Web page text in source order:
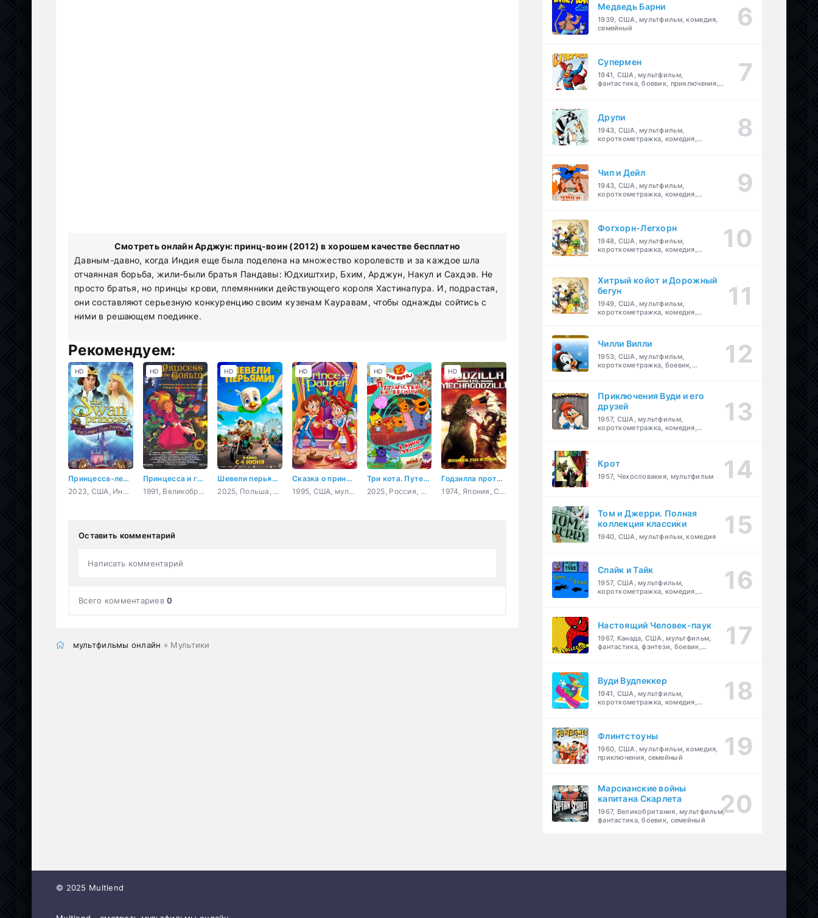
Смотреть онлайн Арджун: принц-воин (2012) в хорошем качестве бесплатно
Давным-давно, когда Индия еще была поделена на множество королевств и за каждое шла
отчаянная борьба, жили-были братья Пандавы: Юдхиштхир, Бхим, Арджун, Накул и Сахдэв. Не
просто братья, но принцы крови, племянники действующего короля Хастинапура. И, подрастая,
они составляют серьезную конкуренцию своим кузенам Кауравам, чтобы однажды сойтись с
ними в решающем поединке.
Рекомендуем:
Принцесса-лебедь: Дольше, чем вечность
2023, США, Индия, Корея Южная, мультфильм, семейный
HD
Принцесса и гоблин
1991, Великобритания, Венгрия, Япония, США, Дания, мультфильм, мюзикл, ужасы, фэнтези, мелодрама, комедия, приключения, семейный
HD
Шевели перьями!
2025, Польша, Бразилия, Гонконг, США, Великобритания, Япония, мультфильм, приключения, семейный
HD
Сказка о принце и нищем
1995, США, мультфильм, семейный
HD
Три кота. Путешествие во времени
2025, Россия, мультфильм, детский
HD
Годзилла против Мехагодзиллы
1974, Япония, США, мультфильм, фантастика, фэнтези, боевик, приключения, семейный
HD
Оставить комментарий
Написать комментарий
Всего комментариев0
мультфильмы онлайн » Мультики
Медведь Барни
1939, США, мультфильм, комедия,
семейный
Супермен
1941, США, мультфильм,
фантастика, боевик, приключения,
Друпи
1943, США, мультфильм,
короткометражка, комедия,
Чип и Дейл
1943, США, мультфильм,
короткометражка, комедия,
Фогхорн-Легхорн
1948, США, мультфильм,
короткометражка, комедия,
Хитрый койот и Дорожный
бегун
1949, США, мультфильм,
короткометражка, комедия,
Чилли Вилли
1953, США, мультфильм,
короткометражка, боевик,
Приключения Вуди и его
друзей
1957, США, мультфильм,
короткометражка, комедия,
Крот
1957, Чехословакия, мультфильм
Том и Джерри. Полная
коллекция классики
1940, США, мультфильм, комедия
Спайк и Тайк
1957, США, мультфильм,
короткометражка, комедия,
Настоящий Человек-паук
1967, Канада, США, мультфильм,
фантастика, фэнтези, боевик,
Вуди Вудпеккер
1941, США, мультфильм,
короткометражка, комедия,
Флинтстоуны
1960, США, мультфильм, комедия,
приключения, семейный
Марсианские войны
капитана Скарлета
1967, Великобритания, мультфильм,
фантастика, боевик, семейный
© 2025 Multlend